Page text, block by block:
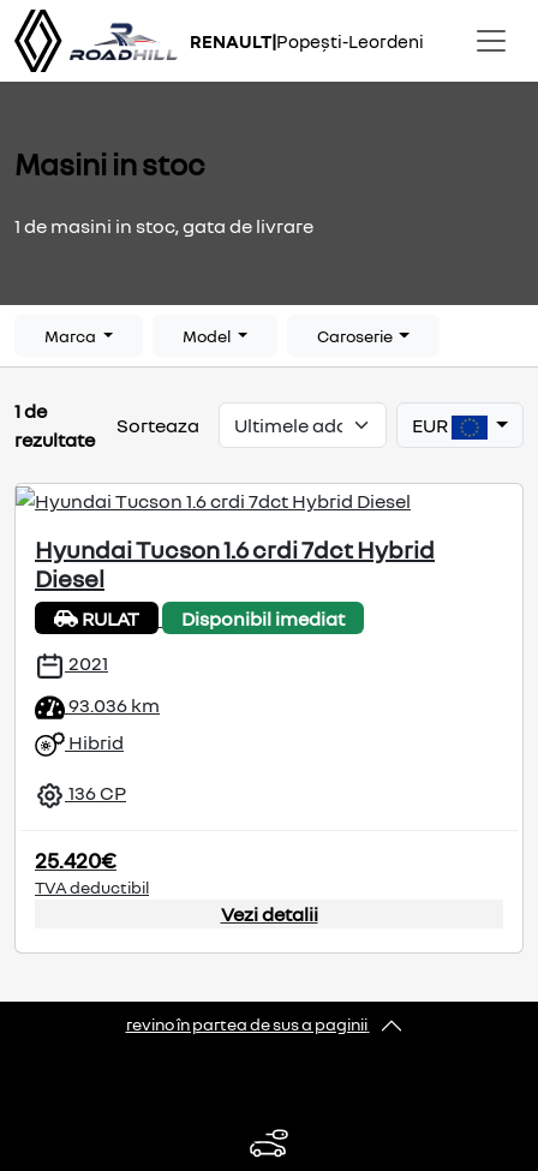
RENAULT|Popești-Leordeni
Masini in stoc
1 de masini in stoc, gata de livrare
Marca Model Caroserie
1 de
rezultate
Sorteaza EUR
Hyundai Tucson 1.6 crdi 7dct Hybrid
Diesel
RULAT
Disponibil imediat
2021
93.036 km
Hibrid
136 CP
25.420€
TVA deductibil
Vezi detalii
revino în partea de sus a paginii